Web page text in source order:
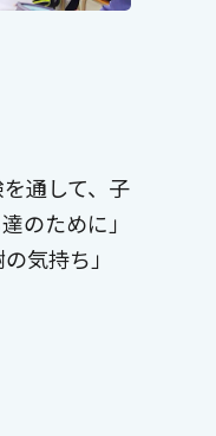
通して、子
のために」
気持ち」